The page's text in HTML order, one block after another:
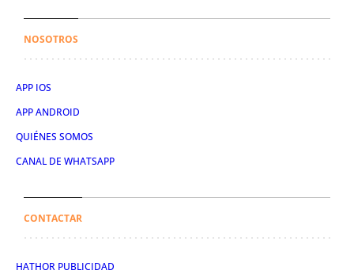
NOSOTROS
APP IOS
APP ANDROID
QUIÉNES SOMOS
CANAL DE WHATSAPP
CONTACTAR
HATHOR PUBLICIDAD